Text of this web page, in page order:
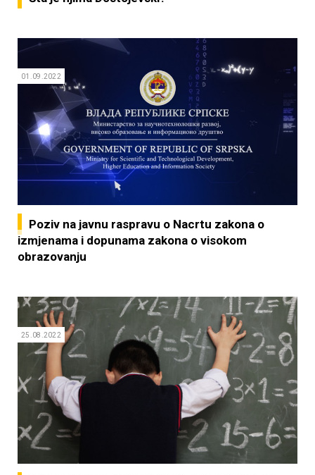
Poziv na javnu raspravu o Nacrtu zakona o
izmjenama i dopunama zakona o visokom
obrazovanju
01.09.2022
25.08.2022